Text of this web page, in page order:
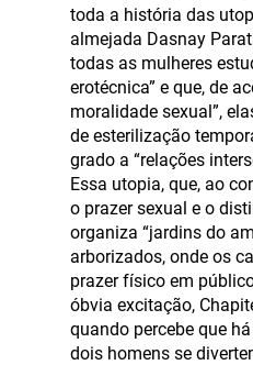
toda a história das
almejada Dasnay
todas as mulheres
erotécnica” e que, de
moralidade sexual”,
de esterilização
grado a “relações
Essa utopia, que, ao
o prazer sexual e o
organiza “jardins do
arborizados, onde os
prazer físico em
óbvia excitação,
quando percebe que
dois homens se